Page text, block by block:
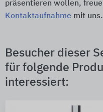
präsentieren wollen,
Kontaktaufnahme mit uns.
Besucher dieser
für folgende
interessiert: